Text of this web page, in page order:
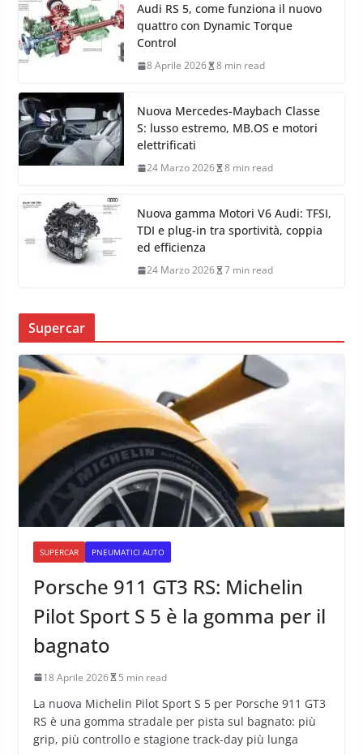
Audi RS 5, come funziona il nuovo
quattro con Dynamic Torque
Control
8 Aprile 2026 8 min read
Nuova Mercedes-Maybach Classe
S: lusso estremo, MB.OS e motori
elettrificati
24 Marzo 2026 8 min read
Nuova gamma Motori V6 Audi: TFSI,
TDI e plug-in tra sportività, coppia
ed efficienza
24 Marzo 2026 7 min read
Supercar
SUPERCAR PNEUMATICI AUTO
Porsche 911 GT3 RS: Michelin
Pilot Sport S 5 è la gomma per il
bagnato
18 Aprile 2026 5 min read
La nuova Michelin Pilot Sport S 5 per Porsche 911 GT3
RS è una gomma stradale per pista sul bagnato: più
grip, più controllo e stagione track-day più lunga